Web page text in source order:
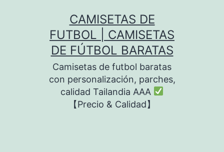
CAMISETAS DE
FUTBOL | CAMISETAS
DE FÚTBOL BARATAS
Camisetas de futbol baratas
con personalización, parches,
calidad Tailandia AAA
【Precio & Calidad】